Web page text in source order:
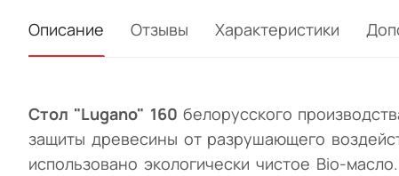
Описание Отзывы Характеристики
Стол "Lugano" 160 белорусского
защиты древесины от разрушающего
использовано экологически чистое Bio-